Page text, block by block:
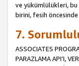
ve yükümlülükleri, bu
birini, fesih
7.
ASSOCIATES
PARAZLAMA API’I,